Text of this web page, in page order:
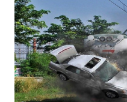
SAINS-TEKNO
KESEHATAN
INTERNASIONAL